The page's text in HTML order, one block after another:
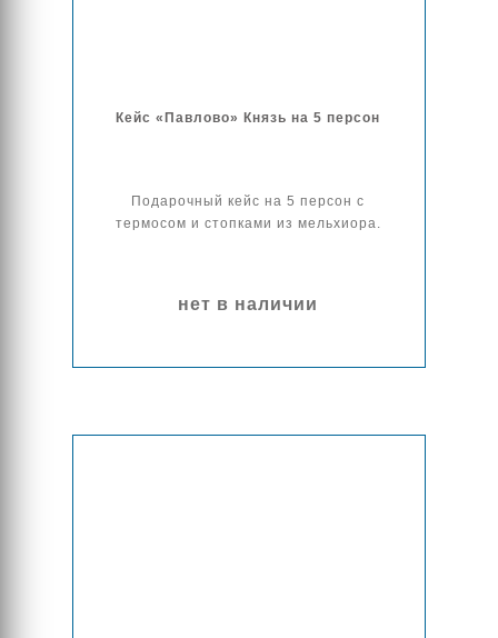
Кейс «Павлово» Князь на 5 персон
Подарочный кейс на 5 персон с
термосом и стопками из мельхиора.
нет в наличии